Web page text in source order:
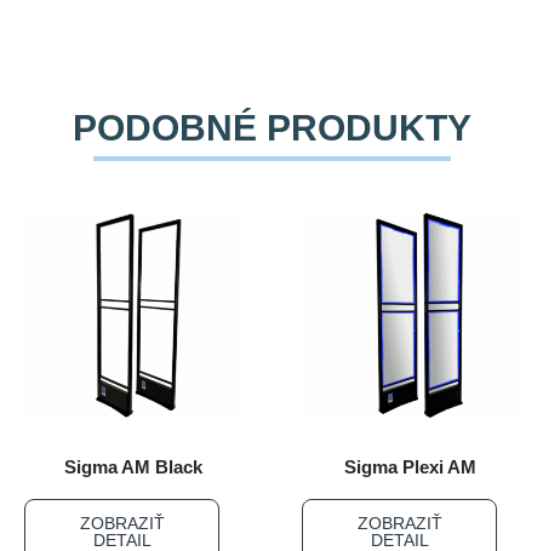
PODOBNÉ PRODUKTY
Sigma AM Black
ZOBRAZIŤ
DETAIL
Sigma Plexi AM
ZOBRAZIŤ
DETAIL